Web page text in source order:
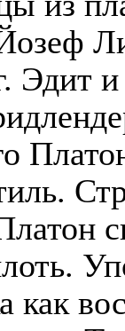
Эдит
как